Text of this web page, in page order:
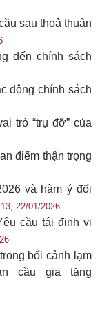
sau thoả thuận
đến chính sách
động chính sách
trò “trụ đỡ” của
điểm thận trọng
và hàm ý đối
22/01/2026
cầu tái định vị
bối cảnh lạm
cầu gia tăng